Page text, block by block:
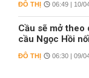
ĐÔ THỊ 06:49 | 10/
Cầu sẽ mở theo
cầu Ngọc Hồi
ĐÔ THỊ 06:30 | 09/